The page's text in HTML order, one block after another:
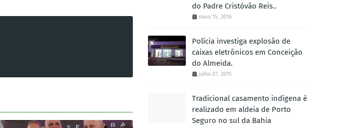
do Padre Cristóvão Reis..
maio 15, 2016
Polícia investiga explosão de
caixas eletrônicos em Conceição
do Almeida.
julho 07, 2015
Tradicional casamento indígena é
realizado em aldeia de Porto
Seguro no sul da Bahia